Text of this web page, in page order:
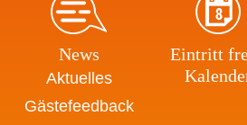
News
Aktuelles
Gästefeedback
Eintritt